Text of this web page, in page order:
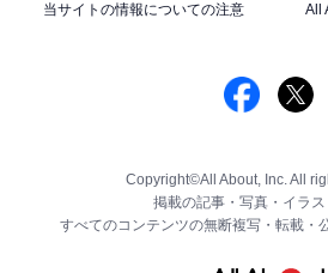
当サイトの情報についての注意
All
Copyright©All About, Inc. All
掲載の記事・写真・イラス
すべてのコンテンツの無断複写・転載・